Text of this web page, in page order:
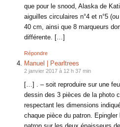
que pour le snood, Alaska de
aiguilles circulaires n°4 et n°5
40 cm, ainsi que 8 marqueurs
différente. […]
Répondre
Manuel | Pearltrees
2 janvier 2017 à 12 h 37 min
[…] . – soit reproduire sur une
dessin des 3 pièces de la photo
respectant les dimensions
chaque pièce du patron.